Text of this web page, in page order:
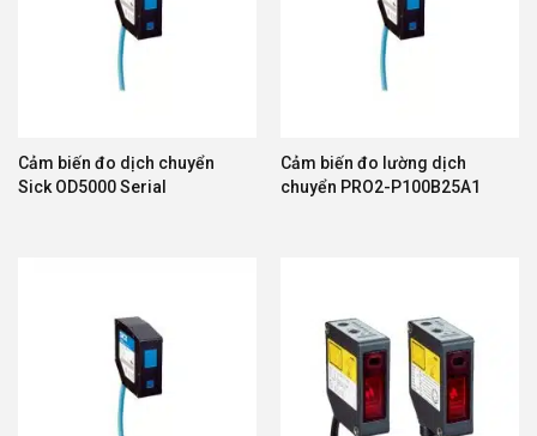
Cảm biến đo dịch chuyển
Sick OD5000 Serial
Cảm biến đo lường dịch
chuyển PRO2-P100B25A1